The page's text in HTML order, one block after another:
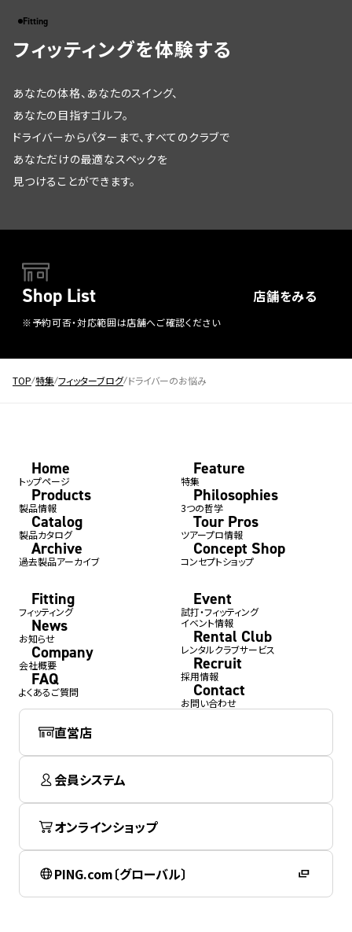
TOP 特集 フィッターブログ ドライバーのお悩み
Fitting
フィッティングを体験する
あなたの体格、あなたのスイング、
あなたの目指すゴルフ。
ドライバーからパターまで、すべてのクラブで
あなただけの最適なスペックを
見つけることができます。
Shop List 店舗をみる
※予約可否・対応範囲は店舗へご確認ください
Home
トップページ
Products
製品情報
Catalog
製品カタログ
Archive
過去製品アーカイブ
Feature
特集
Philosophies
3つの哲学
Tour Pros
ツアープロ情報
Concept Shop
コンセプトショップ
Fitting
フィッティング
News
お知らせ
Company
会社概要
FAQ
よくあるご質問
Event
試打・フィッティング
イベント情報
Rental Club
レンタルクラブサービス
Recruit
採用情報
Contact
お問い合わせ
直営店
会員システム
オンラインショップ
PING.com〔グローバル〕